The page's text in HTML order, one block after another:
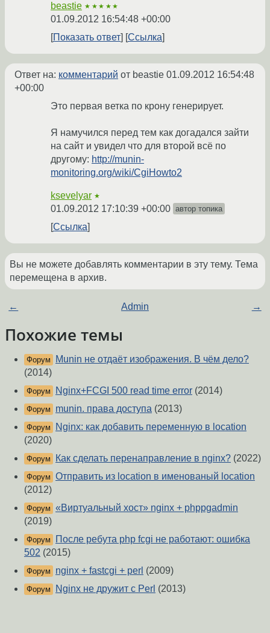
beastie ★★★★★
01.09.2012 16:54:48 +00:00
Показать ответ
Ссылка
Ответ на: комментарий от beastie 01.09.2012 16:54:48
+00:00
Это первая ветка по крону генерирует.
Я намучился перед тем как догадался зайти
на сайт и увидел что для второй всё по
другому: http://munin-
monitoring.org/wiki/CgiHowto2
ksevelyar ★
01.09.2012 17:10:39 +00:00 автор топика
Ссылка
Вы не можете добавлять комментарии в эту тему. Тема
перемещена в архив.
← Admin →
Похожие темы
Форум
Munin не отдаёт изображения. В чём дело?
(2014)
Форум Nginx+FCGI 500 read time error (2014)
Форум munin. права доступа (2013)
Форум
Nginx: как добавить переменную в location
(2020)
Форум Как сделать перенаправление в nginx? (2022)
Форум Отправить из location в именованый location
(2012)
Форум «Виртуальный хост» nginx + phppgadmin
(2019)
Форум
После ребута php fcgi не работают: ошибка
502 (2015)
Форум nginx + fastcgi + perl (2009)
Форум Nginx не дружит с Perl (2013)